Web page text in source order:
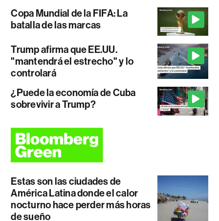
Copa Mundial de la FIFA: La
batalla de las marcas
Trump afirma que EE.UU.
"mantendrá el estrecho" y lo
controlará
¿Puede la economía de Cuba
sobrevivir a Trump?
Estas son las ciudades de
América Latina donde el calor
nocturno hace perder más horas
de sueño